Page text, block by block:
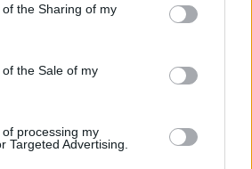
or usage behaviour. You may click to
to Google and its third-party tags to
specified purposes in below Google
the Sharing of my
the Sale of my
processing my
Targeted Advertising.
Követem
ADÁSRÉSZLETEK VÍRUS